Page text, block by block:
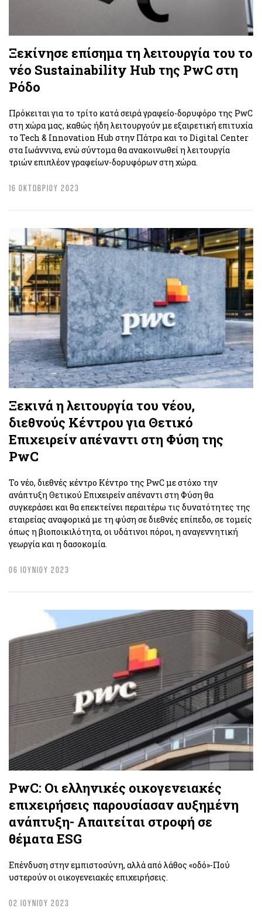
Ξεκίνησε επίσημα τη λειτουργία του το
νέο Sustainability Hub της PwC στη
Ρόδο
Πρόκειται για το τρίτο κατά σειρά γραφείο-δορυφόρο της PwC
στη χώρα μας, καθώς ήδη λειτουργούν με εξαιρετική επιτυχία
το Tech & Innovation Hub στην Πάτρα και το Digital Center
στα Ιωάννινα, ενώ σύντομα θα ανακοινωθεί η λειτουργία
τριών επιπλέον γραφείων-δορυφόρων στη χώρα.
16 ΟΚΤΩΒΡΙΟΥ 2023
Ξεκινά η λειτουργία του νέου,
διεθνούς Κέντρου για Θετικό
Επιχειρείν απέναντι στη Φύση της
PwC
Το νέο, διεθνές κέντρο Κέντρο της PwC με στόχο την
ανάπτυξη Θετικού Επιχειρείν απέναντι στη Φύση θα
συγκεράσει και θα επεκτείνει περαιτέρω τις δυνατότητες της
εταιρείας αναφορικά με τη φύση σε διεθνές επίπεδο, σε τομείς
όπως η βιοποικιλότητα, οι υδάτινοι πόροι, η αναγεννητική
γεωργία και η δασοκομία.
06 ΙΟΥΝΙΟΥ 2023
PwC: Οι ελληνικές οικογενειακές
επιχειρήσεις παρουσίασαν αυξημένη
ανάπτυξη- Απαιτείται στροφή σε
θέματα ESG
Επένδυση στην εμπιστοσύνη, αλλά από λάθος «οδό»-Πού
υστερούν οι οικογενειακές επιχειρήσεις.
02 ΙΟΥΝΙΟΥ 2023